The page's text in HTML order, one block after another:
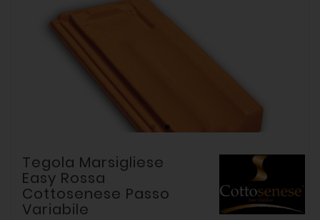
Tegola Marsigliese
Easy Rossa
Cottosenese Passo
Variabile